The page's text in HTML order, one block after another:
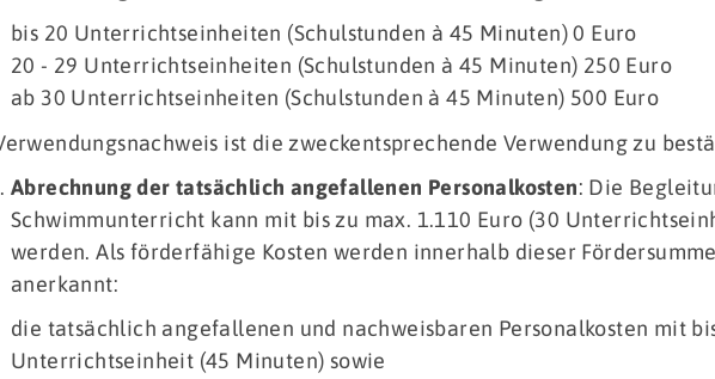
bis 20 Unterrichtseinheiten (Schulstunden à 45 Minuten) 0 Euro
20 - 29 Unterrichtseinheiten (Schulstunden à 45 Minuten) 250 Euro
ab 30 Unterrichtseinheiten (Schulstunden à 45 Minuten) 500 Euro
ist die zweckentsprechende Verwendung zu
Abrechnung der tatsächlich angefallenen Personalkosten: Die
Schwimmunterricht kann mit bis zu max. 1.110 Euro (30
werden. Als förderfähige Kosten werden innerhalb dieser
anerkannt:
die tatsächlich angefallenen und nachweisbaren Personalkosten mit
Unterrichtseinheit (45 Minuten) sowie